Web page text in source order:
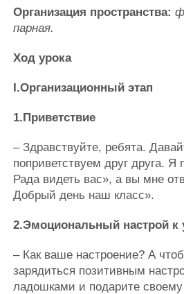
Организация пространства:
парная.
Ход урока
I.Организационный этап
1.Приветствие
– Здравствуйте, ребята.
поприветствуем друг друга.
Рада видеть вас», а вы мне
Добрый день наш класс».
2.Эмоциональный настрой к
– Как ваше настроение? А
зарядиться позитивным
ладошками и подарите